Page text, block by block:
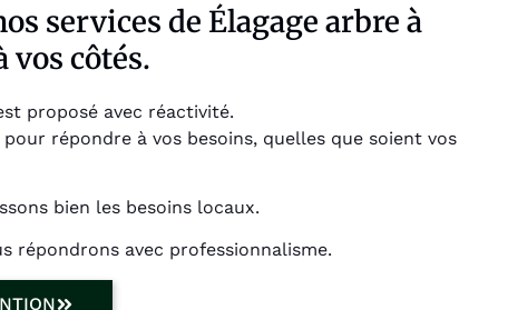
services de Élagage arbre à
vos côtés.
proposé avec réactivité.
répondre à vos besoins, quelles que soient vos
bien les besoins locaux.
répondrons avec professionnalisme.